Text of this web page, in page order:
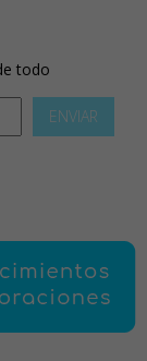
todo
ENVIAR